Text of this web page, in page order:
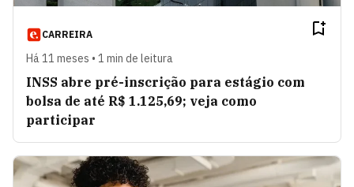
CARREIRA
Há 11 meses • 1 min de leitura
INSS abre pré-inscrição para estágio com
bolsa de até R$ 1.125,69; veja como
participar